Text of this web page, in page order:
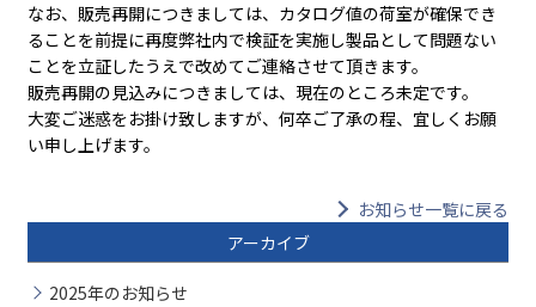
なお、販売再開につきましては、カタログ値の荷室が確保でき
ることを前提に再度弊社内で検証を実施し製品として問題ない
ことを立証したうえで改めてご連絡させて頂きます。
販売再開の見込みにつきましては、現在のところ未定です。
大変ご迷惑をお掛け致しますが、何卒ご了承の程、宜しくお願
い申し上げます。
お知らせ一覧に戻る
アーカイブ
2025年のお知らせ